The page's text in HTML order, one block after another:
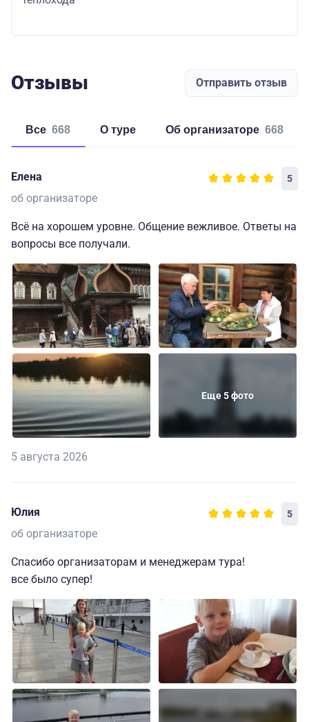
Отзывы Отправить отзыв
Все 668 о туре об организаторе 668
Елена 5
об организаторе
Всё на хорошем уровне. Общение вежливое. Ответы на
вопросы все получали.
Еще 5 фото
5 августа 2026
Юлия 5
об организаторе
Спасибо организаторам и менеджерам тура!
все было супер!